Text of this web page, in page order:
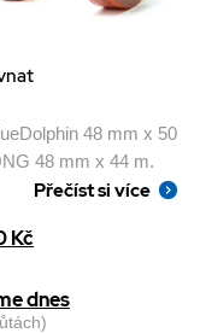
48 mm x 50
48 mm x 44 m.
Přečíst si více
Kč
dnes